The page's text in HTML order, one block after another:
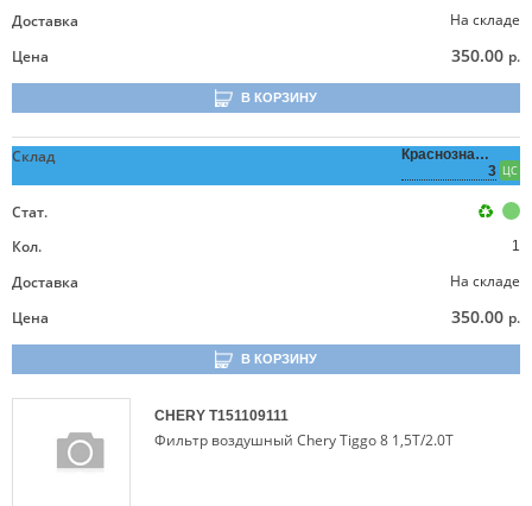
Доставка
На складе
Цена
350.00 р.
В КОРЗИНУ
Склад
Краснознаменная,
3 ЦС
Стат.
Кол.
1
Доставка
На складе
Цена
350.00 р.
В КОРЗИНУ
CHERY T151109111
Фильтр воздушный Chery Tiggo 8 1,5T/2.0T